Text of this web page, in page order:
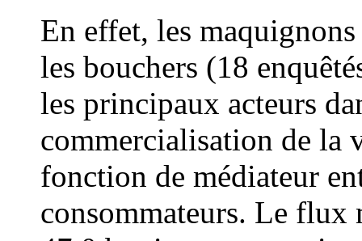
En effet, les
les bouchers (18
les principaux acteurs
commercialisation de la
fonction de médiateur
consommateurs. Le flux